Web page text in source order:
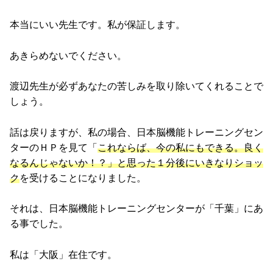
本当にいい先生です。私が保証します。
あきらめないでください。
渡辺先生が必ずあなたの苦しみを取り除いてくれることで
しょう。
話は戻りますが、私の場合、日本脳機能トレーニングセン
ターのＨＰを見て「 これならば、今の私にもできる。良く
なるんじゃないか！？」と思った１分後にいきなりショッ
クを受けることになりました。
それは、日本脳機能トレーニングセンターが「千葉」にあ
る事でした。
私は「大阪」在住です。